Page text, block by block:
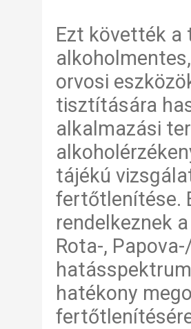
Ezt követték a
orvosi
tisztítására
alkalmazási
tájékú
fertőtlenítése.
rendelkeznek
Rota-,
hatékony